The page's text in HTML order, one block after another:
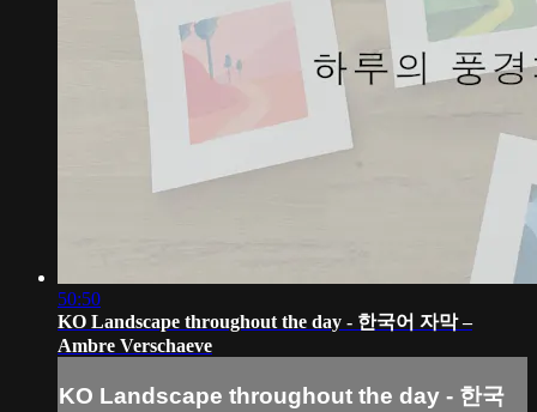
50:50
KO Landscape throughout the day - 한국어 자막 –
Ambre Verschaeve
KO Landscape throughout the day - 한국